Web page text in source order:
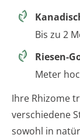
Bis zu 2
Riesen-
Meter
Ihre Rhizome
verschiedene
sowohl in